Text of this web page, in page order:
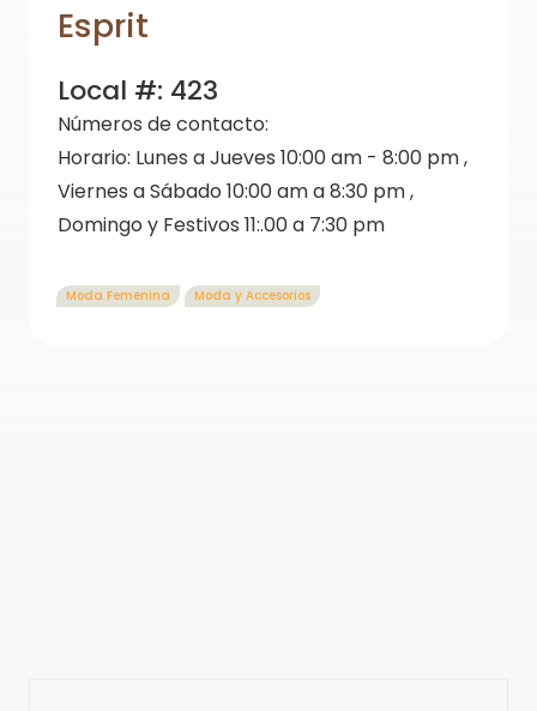
Esprit
Local #: 423
Números de contacto:
Horario: Lunes a Jueves 10:00 am - 8:00 pm ,
Viernes a Sábado 10:00 am a 8:30 pm ,
Domingo y Festivos 11:.00 a 7:30 pm
Moda Femenina Moda y Accesorios